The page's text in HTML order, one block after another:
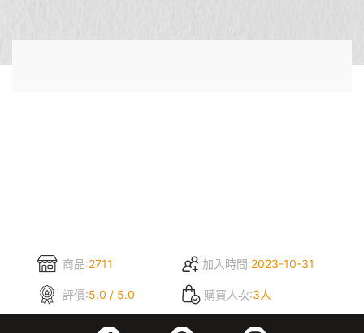
商品:2711 加入時間:2023-10-31
評價:5.0 / 5.0 購買人次:3人